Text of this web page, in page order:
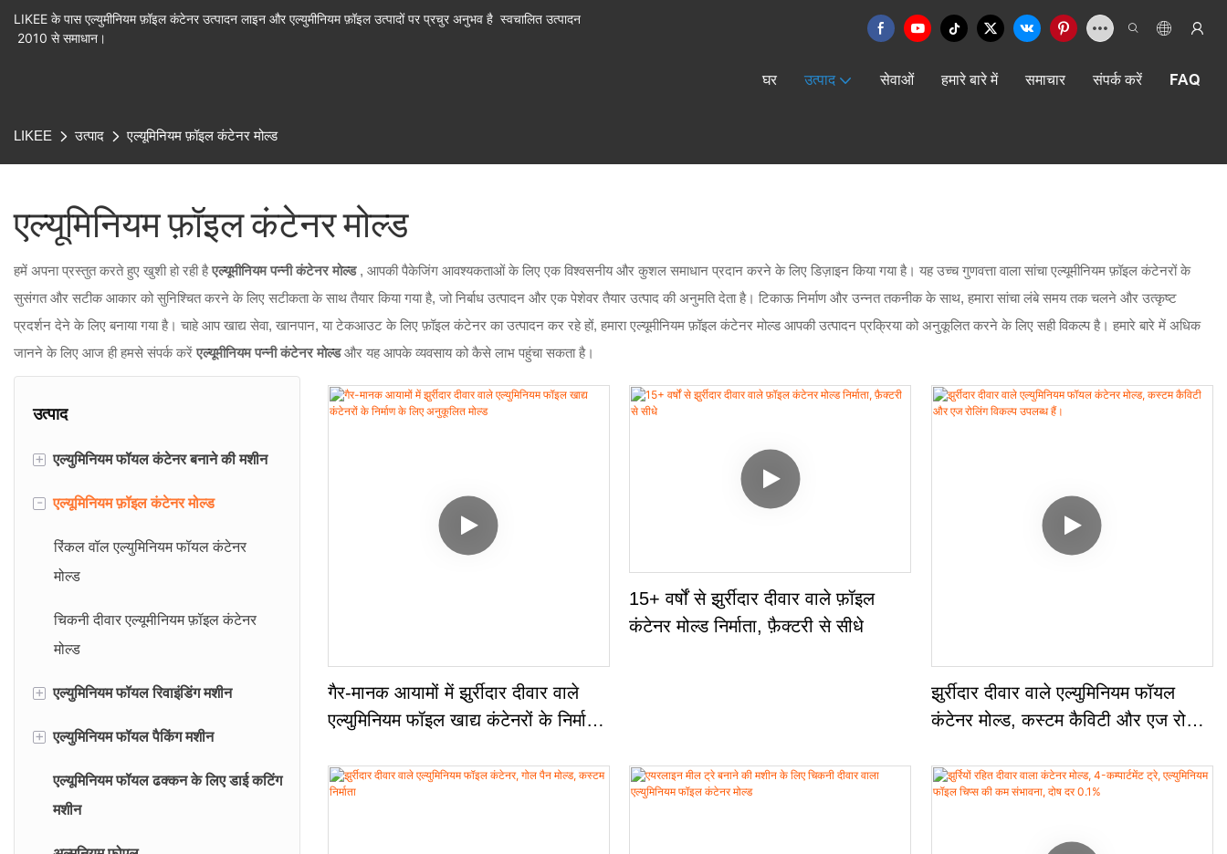
LIKEE के पास एल्युमीनियम फ़ॉइल कंटेनर उत्पादन लाइन और एल्युमीनियम फ़ॉइल उत्पादों पर प्रचुर अनुभव है स्वचालित उत्पादन
2010 से समाधान।
घर उत्पाद सेवाओं हमारे बारे में समाचार संपर्क करें FAQ
LIKEE उत्पाद एल्यूमिनियम फ़ॉइल कंटेनर मोल्ड
एल्यूमिनियम फ़ॉइल कंटेनर मोल्ड
हमें अपना प्रस्तुत करते हुए खुशी हो रही हैएल्यूमीनियम पन्नी कंटेनर मोल्ड , आपकी पैकेजिंग आवश्यकताओं के लिए एक विश्वसनीय और कुशल समाधान प्रदान करने के लिए डिज़ाइन किया गया है। यह उच्च गुणवत्ता वाला सांचा एल्यूमीनियम फ़ॉइल कंटेनरों के
सुसंगत और सटीक आकार को सुनिश्चित करने के लिए सटीकता के साथ तैयार किया गया है, जो निर्बाध उत्पादन और एक पेशेवर तैयार उत्पाद की अनुमति देता है। टिकाऊ निर्माण और उन्नत तकनीक के साथ, हमारा सांचा लंबे समय तक चलने और उत्कृष्ट
प्रदर्शन देने के लिए बनाया गया है। चाहे आप खाद्य सेवा, खानपान, या टेकआउट के लिए फ़ॉइल कंटेनर का उत्पादन कर रहे हों, हमारा एल्यूमीनियम फ़ॉइल कंटेनर मोल्ड आपकी उत्पादन प्रक्रिया को अनुकूलित करने के लिए सही विकल्प है। हमारे बारे में अधिक
जानने के लिए आज ही हमसे संपर्क करें एल्यूमीनियम पन्नी कंटेनर मोल्डऔर यह आपके व्यवसाय को कैसे लाभ पहुंचा सकता है।
उत्पाद
+ एल्युमिनियम फॉयल कंटेनर बनाने की मशीन
63 टन एल्युमीनियम फॉयल कंटेनर बनाने
80 टन एल्युमीनियम फॉयल कंटेनर बनाने
130 टन एल्युमिनियम फॉयल कंटेनर बनाने
- एल्यूमिनियम फ़ॉइल कंटेनर मोल्ड
रिंकल वॉल एल्युमिनियम फॉयल कंटेनर
मोल्ड
चिकनी दीवार एल्यूमीनियम फ़ॉइल कंटेनर
मोल्ड
+ एल्युमिनियम फॉयल रिवाइंडिंग मशीन
एल्युमिनियम फॉयल निर्माण मशीन
अर्ध-स्वचालित एल्यूमिनियम फ़ॉइल
रिवाइंडिंग मशीन
+ एल्युमिनियम फॉयल पैकिंग मशीन
एल्युमिनियम फॉयल पेपर पैकिंग मशीन
एल्यूमिनियम फॉयल ढक्कन के लिए डाई कटिंग
मशीन
गैर-मानक आयामों में झुर्रीदार दीवार वाले
एल्युमिनियम फॉइल खाद्य कंटेनरों के निर्माण
15+ वर्षों से झुर्रीदार दीवार वाले फ़ॉइल
कंटेनर मोल्ड निर्माता, फ़ैक्टरी से सीधे
झुर्रीदार दीवार वाले एल्युमिनियम फॉयल
कंटेनर मोल्ड, कस्टम कैविटी और एज रोलिंग